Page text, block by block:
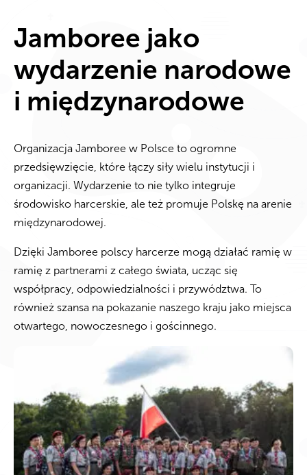
Jamboree jako
wydarzenie narodowe
i międzynarodowe
Organizacja Jamboree w Polsce to ogromne
przedsięwzięcie, które łączy siły wielu instytucji i
organizacji. Wydarzenie to nie tylko integruje
środowisko harcerskie, ale też promuje Polskę na arenie
międzynarodowej.
Dzięki Jamboree polscy harcerze mogą działać ramię w
ramię z partnerami z całego świata, ucząc się
współpracy, odpowiedzialności i przywództwa. To
również szansa na pokazanie naszego kraju jako miejsca
otwartego, nowoczesnego i gościnnego.